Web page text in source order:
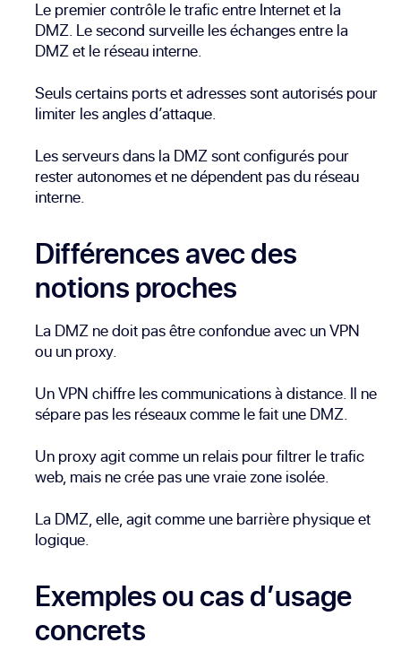
Le premier contrôle le trafic entre Internet et la
DMZ. Le second surveille les échanges entre la
DMZ et le réseau interne.
Seuls certains ports et adresses sont autorisés pour
limiter les angles d’attaque.
Les serveurs dans la DMZ sont configurés pour
rester autonomes et ne dépendent pas du réseau
interne.
Différences avec des
notions proches
La DMZ ne doit pas être confondue avec un VPN
ou un proxy.
Un VPN chiffre les communications à distance. Il ne
sépare pas les réseaux comme le fait une DMZ.
Un proxy agit comme un relais pour filtrer le trafic
web, mais ne crée pas une vraie zone isolée.
La DMZ, elle, agit comme une barrière physique et
logique.
Exemples ou cas d’usage
concrets